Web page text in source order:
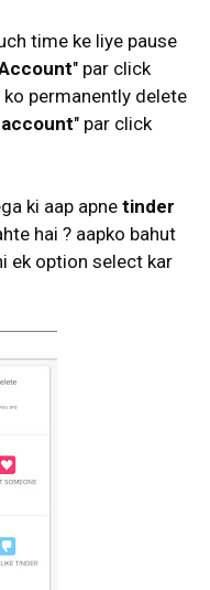
time ke liye pause
" par click
ko permanently delete
" par click
ki aap apne tinder
hai ? aapko bahut
ek option select kar